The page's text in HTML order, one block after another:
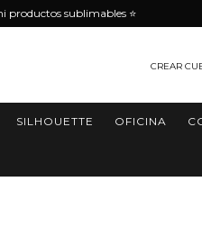
productos sublimables ⭐️
CREAR
SILHOUETTE OFICINA